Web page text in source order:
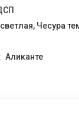
Чесура
Аликанте